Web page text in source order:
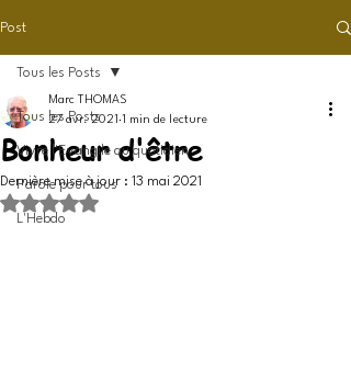
Post
Tous les Posts
Vivre l'Evangile au quotidien
Parole pour tous
L'Hebdo
Tous les Posts
Bonheur d'être
Marc THOMAS
27 avr. 2021 1 min de lecture
Dernière mise à jour : 13 mai 2021
Noté NaN étoiles sur 5.